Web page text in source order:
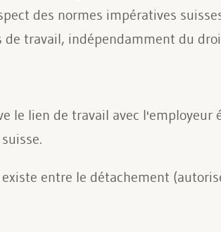
des normes impératives
travail, indépendamment du
le lien de travail avec
entre le détachement